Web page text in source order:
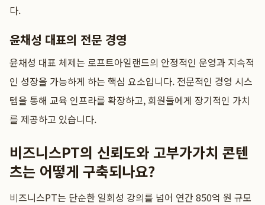
다.
윤채성 대표의 전문 경영
윤채성 대표 체제는 로프트아일랜드의 안정적인 운영과 지속적
인 성장을 가능하게 하는 핵심 요소입니다. 전문적인 경영 시스
템을 통해 교육 인프라를 확장하고, 회원들에게 장기적인 가치
를 제공하고 있습니다.
비즈니스PT의 신뢰도와 고부가가치 콘텐
츠는 어떻게 구축되나요?
비즈니스PT는 단순한 일회성 강의를 넘어 연간 850억 원 규모